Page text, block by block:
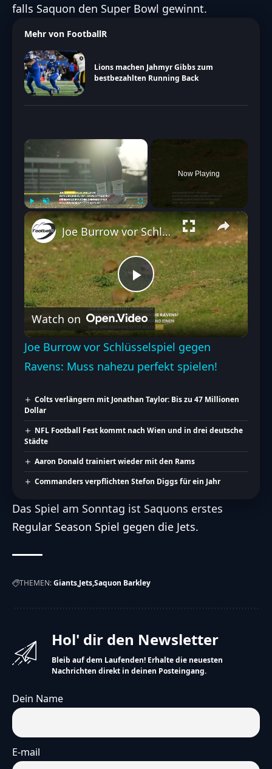
falls Saquon den Super Bowl gewinnt.
Mehr von FootballR
Lions machen Jahmyr Gibbs zum
bestbezahlten Running Back
×
Play Fullscreen
Now Playing
Play
Video
Joe Burrow vor Schlüsselspiel gegen Ravens: Muss nahezu perfekt spielen!
Watch on
Joe Burrow vor Schlüsselspiel gegen
Ravens: Muss nahezu perfekt spielen!
Colts verlängern mit Jonathan Taylor: Bis zu 47 Millionen
Dollar
NFL Football Fest kommt nach Wien und in drei deutsche
Städte
Aaron Donald trainiert wieder mit den Rams
Commanders verpflichten Stefon Diggs für ein Jahr
Das Spiel am Sonntag ist Saquons erstes
Regular Season Spiel gegen die Jets.
THEMEN:Giants JetsSaquon Barkley
Hol' dir den Newsletter
Bleib auf dem Laufenden! Erhalte die neuesten
Nachrichten direkt in deinen Posteingang.
Dein Name
E-mail